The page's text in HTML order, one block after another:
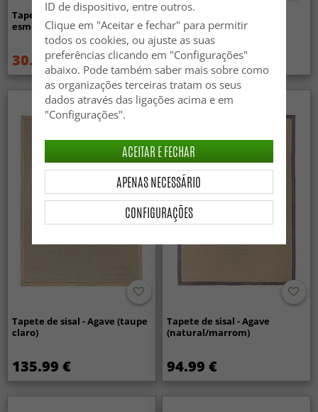
Tapete de sisal - Agave (verde
esmeralda)
30.99 € 62.99 €
Tapete de sisal - Agave
(preto/offwhite)
135.99 €
Tapete de sisal - Agave (taupe
claro)
135.99 €
Tapete de sisal - Agave
(natural/marrom)
94.99 €
ID de dispositivo, entre outros.
Clique em "Aceitar e fechar" para permitir
todos os cookies, ou ajuste as suas
preferências clicando em "Configurações"
abaixo. Pode também saber mais sobre como
as organizações terceiras tratam os seus
dados através das ligações acima e em
"Configurações".
CONFIGURAÇÕES
APENAS NECESSÁRIO
ACEITAR E FECHAR